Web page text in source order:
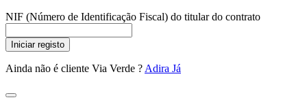
NIF (Número de Identificação Fiscal) do titular do contrato
Iniciar registo
Ainda não é cliente Via Verde ? Adira Já